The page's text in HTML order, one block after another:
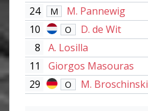
24
M M. Pannewig
10 O D. de Wit
8
A. Losilla
11
Giorgos Masouras
29 O M. Broschinski